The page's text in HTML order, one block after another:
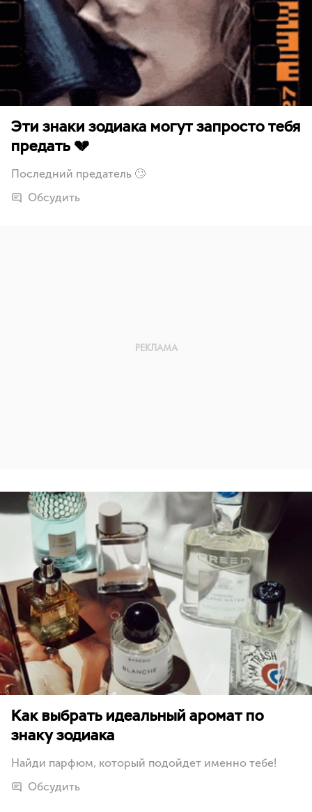
Эти знаки зодиака могут запросто тебя
предать 💔
Последний предатель 🙄
Обсудить
Как выбрать идеальный аромат по
знаку зодиака
Найди парфюм, который подойдет именно тебе!
Обсудить